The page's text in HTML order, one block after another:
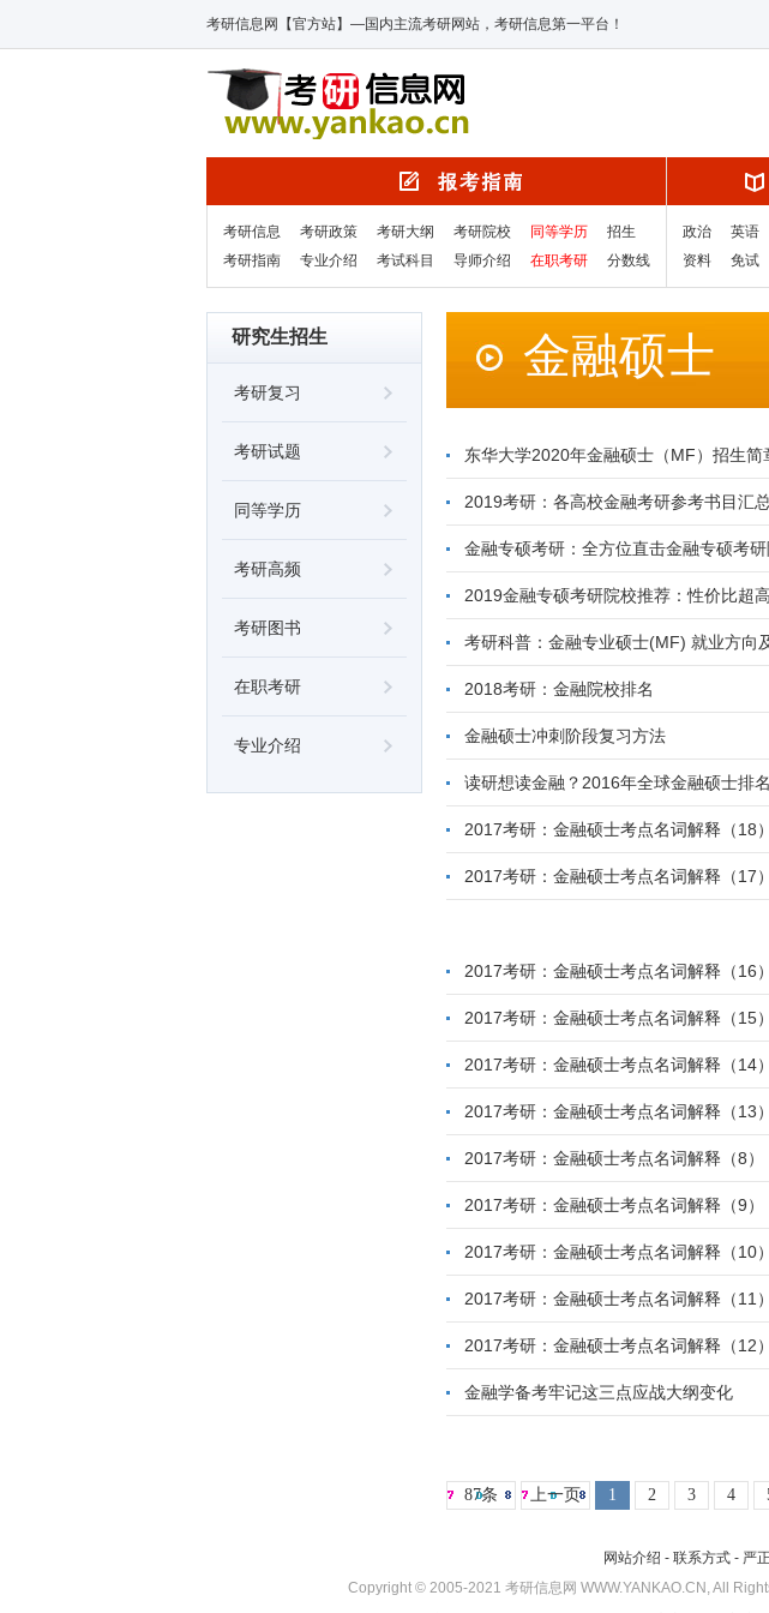
考研信息网【官方站】—国内主流考研网站，考研信息第一平台！
考研信息 考研政策 考研大纲 考研院校 同等学历
招生
考研指南
专业介绍 考试科目 导师介绍 在职考研 分数线
政治 英语
资料
免试
研究生招生
考研复习
考研试题
同等学历
考研高频
考研图书
在职考研
专业介绍
金融硕士
东华大学2020年金融硕士（MF）招生简
2019考研：各高校金融考研参考书目汇总
金融专硕考研：全方位直击金融专硕考研
2019金融专硕考研院校推荐：性价比超
考研科普：金融专业硕士(MF) 就业方向
2018考研：金融院校排名
金融硕士冲刺阶段复习方法
读研想读金融？2016年全球金融硕士排
2017考研：金融硕士考点名词解释（18）
2017考研：金融硕士考点名词解释（17）
2017考研：金融硕士考点名词解释（16）
2017考研：金融硕士考点名词解释（15）
2017考研：金融硕士考点名词解释（14）
2017考研：金融硕士考点名词解释（13）
2017考研：金融硕士考点名词解释（8）
2017考研：金融硕士考点名词解释（9）
2017考研：金融硕士考点名词解释（10）
2017考研：金融硕士考点名词解释（11）
2017考研：金融硕士考点名词解释（12）
金融学备考牢记这三点应战大纲变化
87条 上一页 1 2 3 4
网站介绍 - 联系方式 - 严
Copyright © 2005-2021 考研信息网 WWW.YANKAO.CN, All